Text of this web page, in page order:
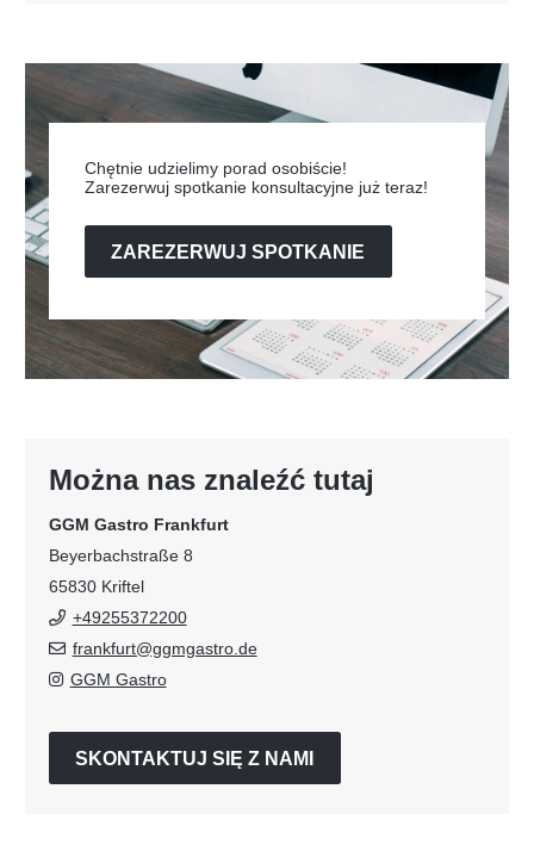
Chętnie udzielimy porad osobiście!
Zarezerwuj spotkanie konsultacyjne już teraz!
ZAREZERWUJ SPOTKANIE
Można nas znaleźć tutaj
GGM Gastro Frankfurt
Beyerbachstraße 8
65830 Kriftel
+49255372200
frankfurt@ggmgastro.de
GGM Gastro
SKONTAKTUJ SIĘ Z NAMI